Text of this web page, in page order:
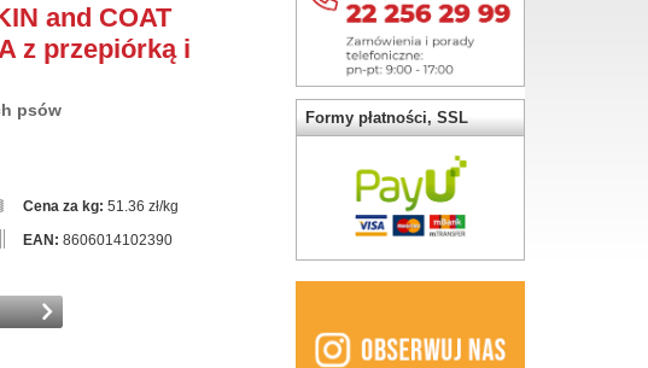
and COAT
z przepiórką i
psów
Cena za kg: 51.36 zł/kg
EAN: 8606014102390
Formy płatności, SSL